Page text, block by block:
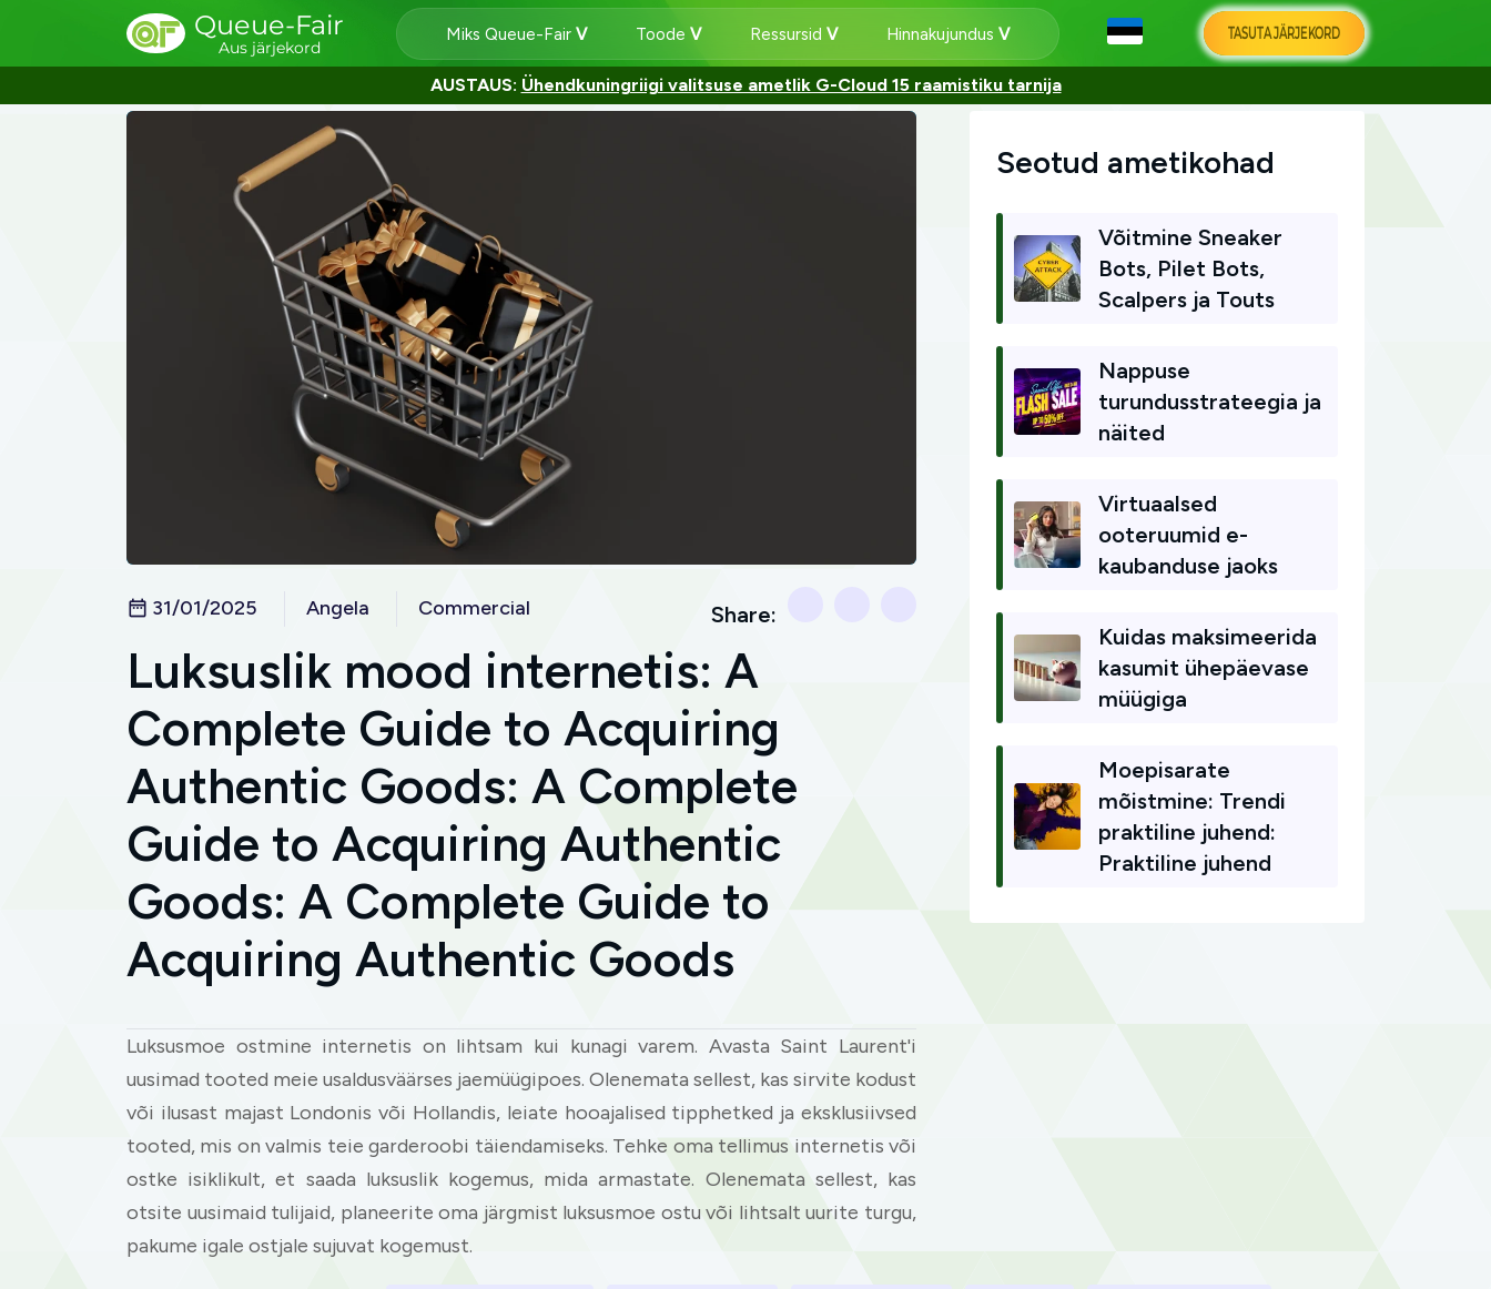
Queue-Fair
Aus järjekord
Miks Queue-Fair Toode Ressursid Hinnakujundus TASUTA JÄRJEKORD
AUSTAUS: Ühendkuningriigi valitsuse ametlik G-Cloud 15 raamistiku tarnija
31/01/2025 Angela Commercial Share:
Luksuslik mood internetis: A
Complete Guide to Acquiring
Authentic Goods: A Complete
Guide to Acquiring Authentic
Goods: A Complete Guide to
Acquiring Authentic Goods
Luksusmoe ostmine internetis on lihtsam kui kunagi varem. Avasta Saint Laurent'i
uusimad tooted meie usaldusväärses jaemüügipoes. Olenemata sellest, kas sirvite kodust
või ilusast majast Londonis või Hollandis, leiate hooajalised tipphetked ja eksklusiivsed
tooted, mis on valmis teie garderoobi täiendamiseks. Tehke oma tellimus internetis või
ostke isiklikult, et saada luksuslik kogemus, mida armastate. Olenemata sellest, kas
otsite uusimaid tulijaid, planeerite oma järgmist luksusmoe ostu või lihtsalt uurite turgu,
pakume igale ostjale sujuvat kogemust.
Seotud ametikohad
Võitmine Sneaker
Bots, Pilet Bots,
Scalpers ja Touts
Nappuse
turundusstrateegia ja
näited
Virtuaalsed
ooteruumid e-
kaubanduse jaoks
Kuidas maksimeerida
kasumit ühepäevase
müügiga
Moepisarate
mõistmine: Trendi
praktiline juhend:
Praktiline juhend